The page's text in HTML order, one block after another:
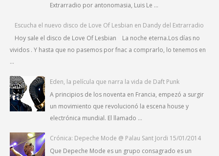
Extrarradio por antonomasia, Luis Le ...
Escucha el nuevo disco de Love Of Lesbian en Dandy del Extrarradio
Hoy sale el disco de Love Of Lesbian La noche eterna.Los días no
vividos . Y hasta que no pasemos por fnac a comprarlo, lo tenemos en
...
Eden, la película que narra la vida de Daft Punk
A principios de los noventa en Francia, empezó a surgir
un movimiento que revolucionó la escena house y
electrónica mundial. El llamado ...
Crónica: Depeche Mode @ Palau Sant Jordi 15/01/2014
Que Depeche Mode es un grupo consagrado es un